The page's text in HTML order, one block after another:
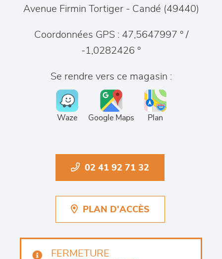
cuisine & sur-mesure
décoration
Avenue Firmin Tortiger - Candé (49440)
Coordonnées GPS : 47,5647997 ° /
-1,0282426 °
Se rendre vers ce magasin :
Waze Google Maps Plan
02 41 92 71 32
PLAN D'ACCÈS
FERMETURE